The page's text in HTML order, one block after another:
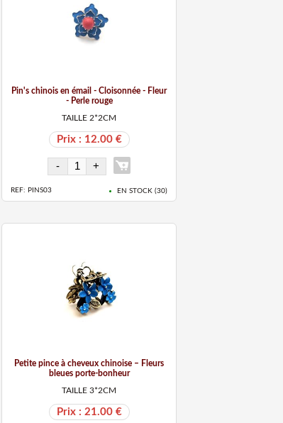
Pin's chinois en émail - Cloisonnée - Fleur
- Perle rouge
TAILLE 2*2CM
Prix : 12.00 €
REF: PINS03 EN STOCK (30)
Petite pince à cheveux chinoise – Fleurs
bleues porte-bonheur
TAILLE 3*2CM
Prix : 21.00 €